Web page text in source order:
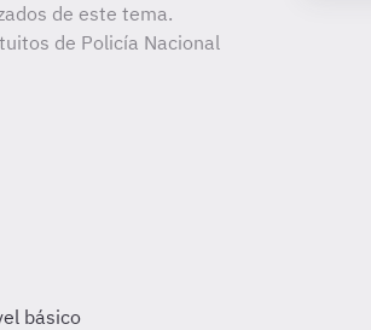
de este tema.
de Policía Nacional
básico